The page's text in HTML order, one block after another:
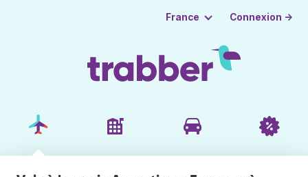
France Connexion →